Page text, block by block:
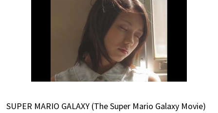
SUPER MARIO GALAXY (The Super Mario Galaxy Movie)